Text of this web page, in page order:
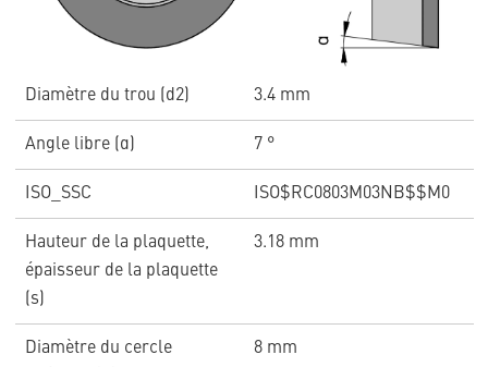
Diamètre du trou (d2) 3.4 mm
Angle libre (α) 7 °
ISO_SSC ISO$RC0803M03NB$$M0
Hauteur de la plaquette,
épaisseur de la plaquette
(s)
3.18 mm
Diamètre du cercle
8 mm